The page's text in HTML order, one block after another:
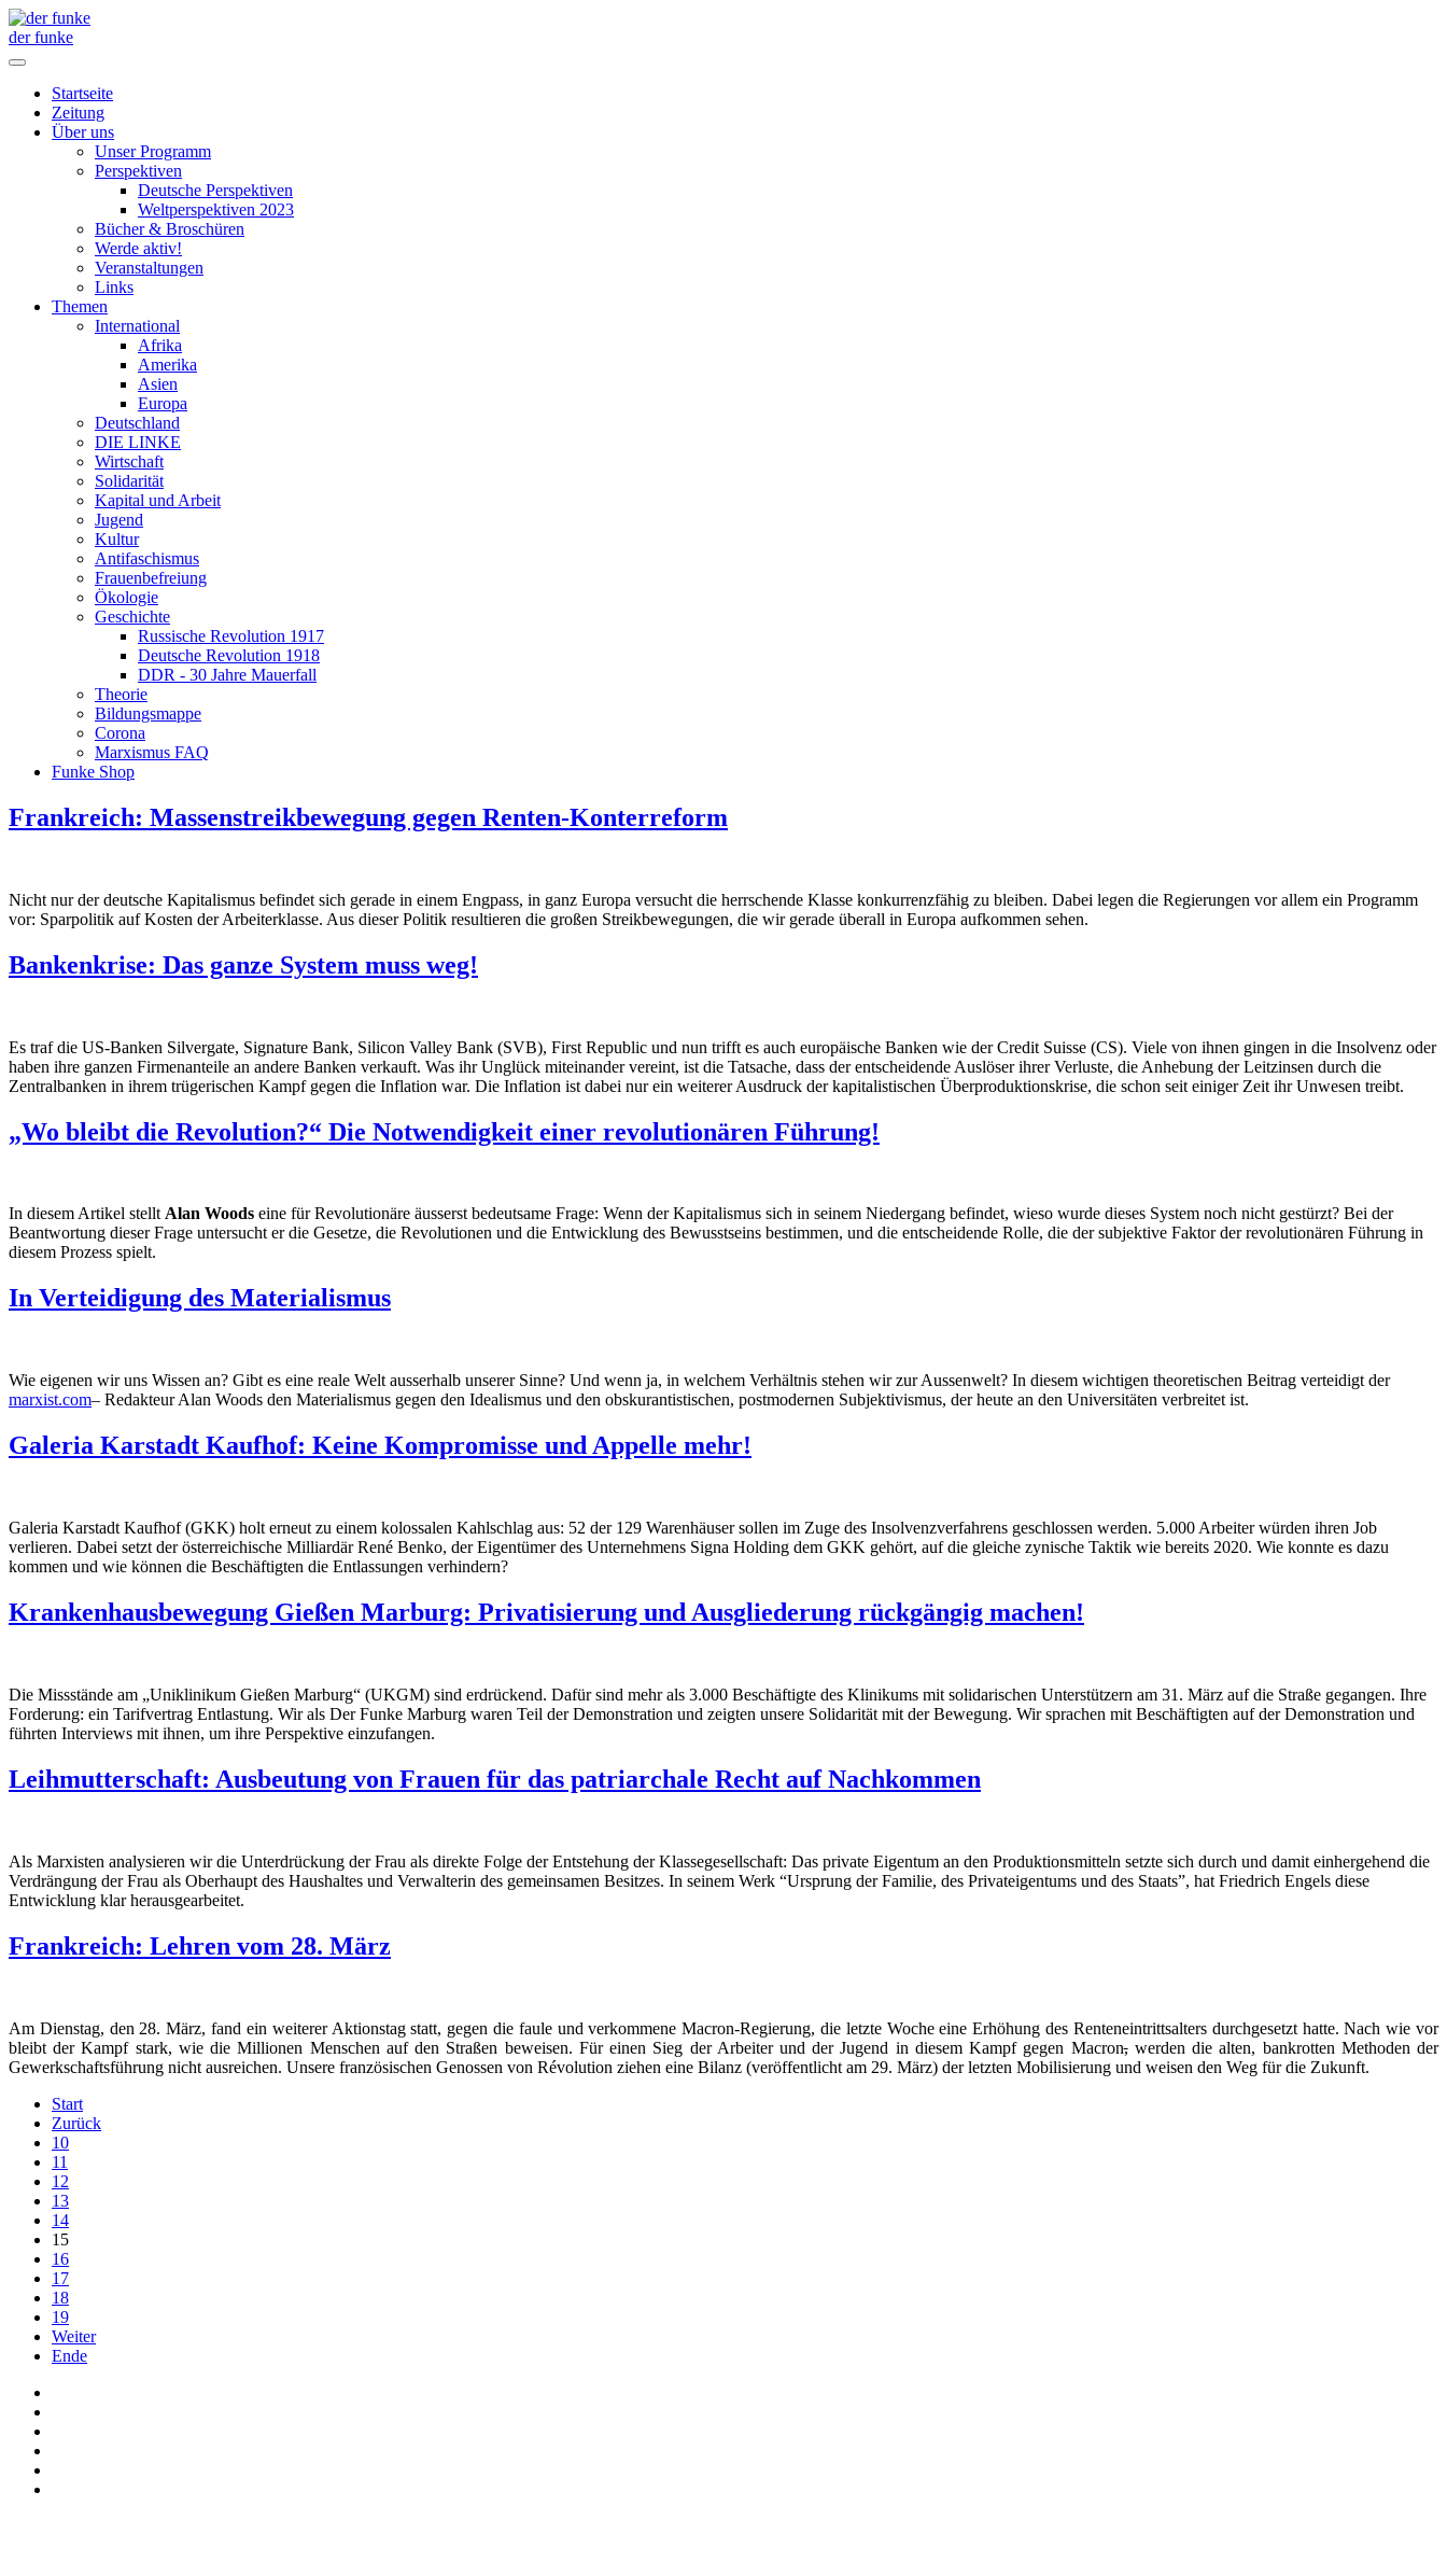
der funke
Startseite
Zeitung
Über uns
Unser Programm
Perspektiven
Deutsche Perspektiven
Weltperspektiven 2023
Bücher & Broschüren
Werde aktiv!
Veranstaltungen
Links
Themen
International
Afrika
Amerika
Asien
Europa
Deutschland
DIE LINKE
Wirtschaft
Solidarität
Kapital und Arbeit
Jugend
Kultur
Antifaschismus
Frauenbefreiung
Ökologie
Geschichte
Russische Revolution 1917
Deutsche Revolution 1918
DDR - 30 Jahre Mauerfall
Theorie
Bildungsmappe
Corona
Marxismus FAQ
Funke Shop
Frankreich: Massenstreikbewegung gegen Renten-Konterreform
Nicht nur der deutsche Kapitalismus befindet sich gerade in einem Engpass, in ganz Europa versucht die herrschende Klasse konkurrenzfähig zu bleiben. Dabei legen die Regierungen vor allem ein Programm
vor: Sparpolitik auf Kosten der Arbeiterklasse. Aus dieser Politik resultieren die großen Streikbewegungen, die wir gerade überall in Europa aufkommen sehen.
Bankenkrise: Das ganze System muss weg!
Es traf die US-Banken Silvergate, Signature Bank, Silicon Valley Bank (SVB), First Republic und nun trifft es auch europäische Banken wie der Credit Suisse (CS). Viele von ihnen gingen in die Insolvenz oder
haben ihre ganzen Firmenanteile an andere Banken verkauft. Was ihr Unglück miteinander vereint, ist die Tatsache, dass der entscheidende Auslöser ihrer Verluste, die Anhebung der Leitzinsen durch die
Zentralbanken in ihrem trügerischen Kampf gegen die Inflation war. Die Inflation ist dabei nur ein weiterer Ausdruck der kapitalistischen Überproduktionskrise, die schon seit einiger Zeit ihr Unwesen treibt.
„Wo bleibt die Revolution?“ Die Notwendigkeit einer revolutionären Führung!
In diesem Artikel stelltAlan Woods eine für Revolutionäre äusserst bedeutsame Frage: Wenn der Kapitalismus sich in seinem Niedergang befindet, wieso wurde dieses System noch nicht gestürzt? Bei der
Beantwortung dieser Frage untersucht er die Gesetze, die Revolutionen und die Entwicklung des Bewusstseins bestimmen, und die entscheidende Rolle, die der subjektive Faktor der revolutionären Führung in
diesem Prozess spielt.
In Verteidigung des Materialismus
Wie eigenen wir uns Wissen an? Gibt es eine reale Welt ausserhalb unserer Sinne? Und wenn ja, in welchem Verhältnis stehen wir zur Aussenwelt? In diesem wichtigen theoretischen Beitrag verteidigt der
marxist.com– Redakteur Alan Woods den Materialismus gegen den Idealismus und den obskurantistischen, postmodernen Subjektivismus, der heute an den Universitäten verbreitet ist.
Galeria Karstadt Kaufhof: Keine Kompromisse und Appelle mehr!
Galeria Karstadt Kaufhof (GKK) holt erneut zu einem kolossalen Kahlschlag aus: 52 der 129 Warenhäuser sollen im Zuge des Insolvenzverfahrens geschlossen werden. 5.000 Arbeiter würden ihren Job
verlieren. Dabei setzt der österreichische Milliardär René Benko, der Eigentümer des Unternehmens Signa Holding dem GKK gehört, auf die gleiche zynische Taktik wie bereits 2020. Wie konnte es dazu
kommen und wie können die Beschäftigten die Entlassungen verhindern?
Krankenhausbewegung Gießen Marburg: Privatisierung und Ausgliederung rückgängig machen!
Die Missstände am „Uniklinikum Gießen Marburg“ (UKGM) sind erdrückend. Dafür sind mehr als 3.000 Beschäftigte des Klinikums mit solidarischen Unterstützern am 31. März auf die Straße gegangen. Ihre
Forderung: ein Tarifvertrag Entlastung. Wir als Der Funke Marburg waren Teil der Demonstration und zeigten unsere Solidarität mit der Bewegung. Wir sprachen mit Beschäftigten auf der Demonstration und
führten Interviews mit ihnen, um ihre Perspektive einzufangen.
Leihmutterschaft: Ausbeutung von Frauen für das patriarchale Recht auf Nachkommen
Als Marxisten analysieren wir die Unterdrückung der Frau als direkte Folge der Entstehung der Klassegesellschaft: Das private Eigentum an den Produktionsmitteln setzte sich durch und damit einhergehend die
Verdrängung der Frau als Oberhaupt des Haushaltes und Verwalterin des gemeinsamen Besitzes. In seinem Werk “Ursprung der Familie, des Privateigentums und des Staats”, hat Friedrich Engels diese
Entwicklung klar herausgearbeitet.
Frankreich: Lehren vom 28. März
Am Dienstag, den 28. März, fand ein weiterer Aktionstag statt, gegen die faule und verkommene Macron-Regierung, die letzte Woche eine Erhöhung des Renteneintrittsalters durchgesetzt hatte. Nach wie vor
bleibt der Kampf stark, wie die Millionen Menschen auf den Straßen beweisen. Für einen Sieg der Arbeiter und der Jugend in diesem Kampf gegen Macron,werden die alten, bankrotten Methoden der
Gewerkschaftsführung nicht ausreichen. Unsere französischen Genossen von Révolution ziehen eine Bilanz (veröffentlicht am 29. März) der letzten Mobilisierung und weisen den Weg für die Zukunft.
Start
Zurück
10
11
12
13
14
15
16
17
18
19
Weiter
Ende